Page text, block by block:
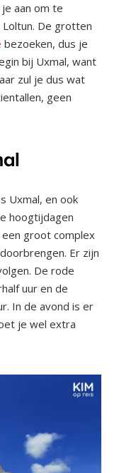
aan om te
De grotten
bezoeken, dus je
bij Uxmal, want
zul je dus wat
geen
Uxmal, en ook
hoogtijdagen
groot complex
Er zijn
De rode
uur en de
In de avond is er
je wel extra